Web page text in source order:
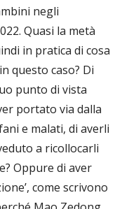
negli
Quasi la metà
in pratica di cosa
questo caso? Di
punto di vista
portato via dalla
e malati, di averli
a ricollocarli
Oppure di aver
come scrivono